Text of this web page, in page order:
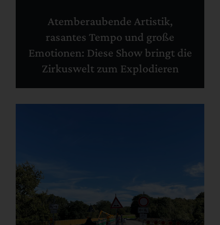
Atemberaubende Artistik,
rasantes Tempo und große
Emotionen: Diese Show bringt die
Zirkuswelt zum Explodieren